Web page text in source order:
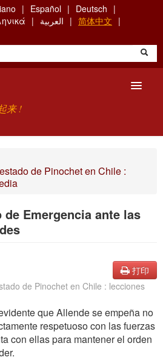
Español
Deutsch
العربية
简体中文
来 !
ICU）de Pinochet en Chile :
Emergencia ante las
打印
de Pinochet en Chile : lecciones
que Allende se empeña no
respetuoso con las fuerzas
con ellas para mantener el orden